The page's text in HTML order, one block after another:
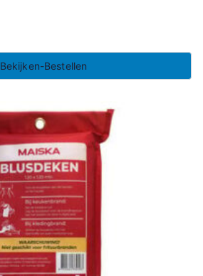
Bekijken-Bestellen